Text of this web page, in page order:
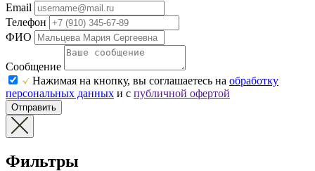
Email
Телефон
ФИО
Сообщение
Нажимая на кнопку, вы соглашаетесь на обработку
персональных данных и с публичной офертой
Отправить
Фильтры